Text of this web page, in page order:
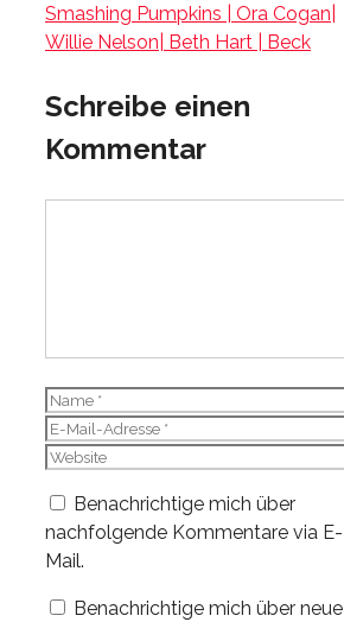
Smashing Pumpkins | Ora Cogan|
Willie Nelson| Beth Hart | Beck
Schreibe einen
Kommentar
Name
E-
Mail-
Website
Benachrichtige mich über
nachfolgende Kommentare via E-
Mail.
Benachrichtige mich über neue